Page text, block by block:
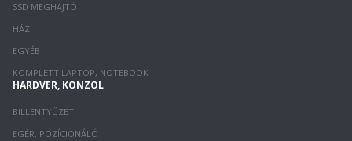
SSD MEGHAJTÓ
HÁZ
EGYÉB
KOMPLETT LAPTOP, NOTEBOOK
HARDVER, KONZOL
BILLENTYŰZET
EGÉR, POZÍCIONÁLÓ